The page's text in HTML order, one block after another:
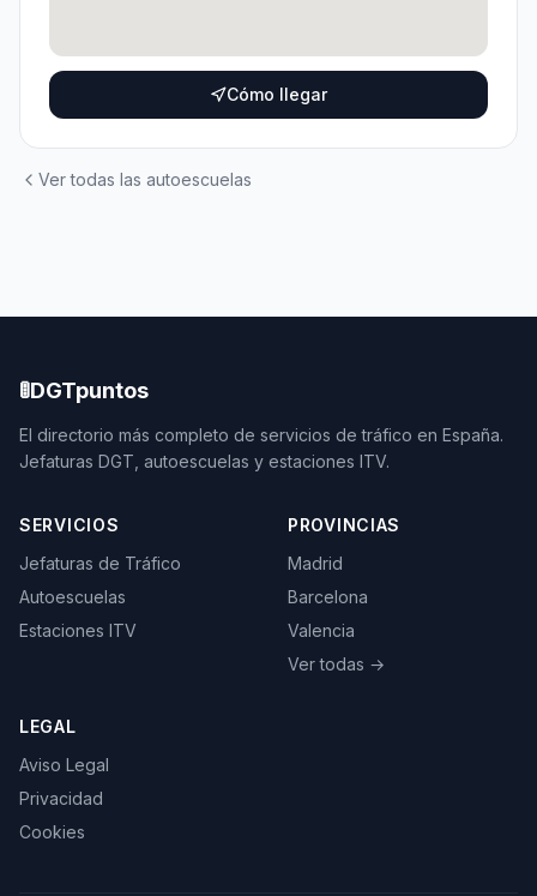
Cómo llegar
Ver todas las autoescuelas
🚦DGTpuntos
El directorio más completo de servicios de tráfico en España.
Jefaturas DGT, autoescuelas y estaciones ITV.
SERVICIOS
Jefaturas de Tráfico
Autoescuelas
Estaciones ITV
PROVINCIAS
Madrid
Barcelona
Valencia
Ver todas →
LEGAL
Aviso Legal
Privacidad
Cookies